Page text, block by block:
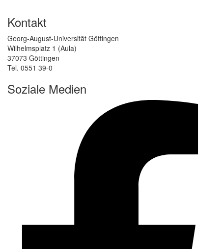
Kontakt
Georg-August-Universität Göttingen
Wilhelmsplatz 1 (Aula)
37073 Göttingen
Tel. 0551 39-0
Soziale Medien